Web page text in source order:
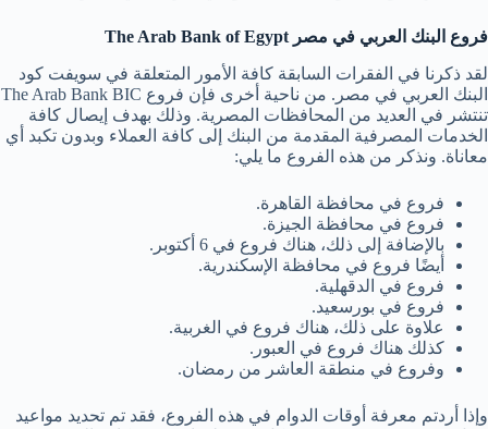
فروع البنك العربي في مصر The Arab Bank of Egypt
لقد ذكرنا في الفقرات السابقة كافة الأمور المتعلقة في سويفت كود
البنك العربي في مصر. من ناحية أخرى فإن فروع The Arab Bank BIC
تنتشر في العديد من المحافظات المصرية. وذلك بهدف إيصال كافة
الخدمات المصرفية المقدمة من البنك إلى كافة العملاء وبدون تكبد أي
معاناة. ونذكر من هذه الفروع ما يلي:
فروع في محافظة القاهرة.
فروع في محافظة الجيزة.
بالإضافة إلى ذلك، هناك فروع في 6 أكتوبر.
أيضًا فروع في محافظة الإسكندرية.
فروع في الدقهلية.
فروع في بورسعيد.
علاوة على ذلك، هناك فروع في الغربية.
كذلك هناك فروع في العبور.
وفروع في منطقة العاشر من رمضان.
وإذا أردتم معرفة أوقات الدوام في هذه الفروع، فقد تم تحديد مواعيد